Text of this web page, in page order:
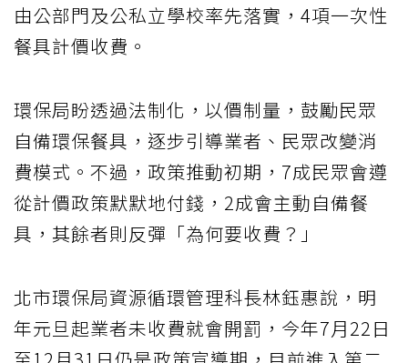
由公部門及公私立學校率先落實，4項一次性
餐具計價收費。
環保局盼透過法制化，以價制量，鼓勵民眾
自備環保餐具，逐步引導業者、民眾改變消
費模式。不過，政策推動初期，7成民眾會遵
從計價政策默默地付錢，2成會主動自備餐
具，其餘者則反彈「為何要收費？」
北市環保局資源循環管理科長林鈺惠說，明
年元旦起業者未收費就會開罰，今年7月22日